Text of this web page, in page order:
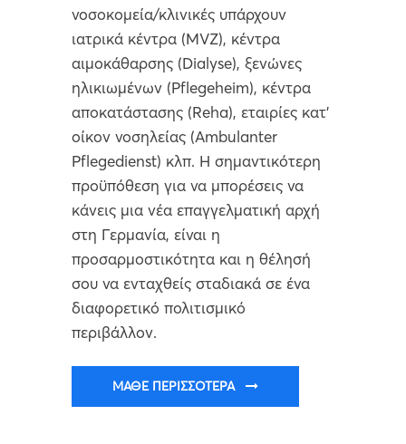
νοσοκομεία/κλινικές υπάρχουν
ιατρικά κέντρα (MVZ), κέντρα
αιμοκάθαρσης (Dialyse), ξενώνες
ηλικιωμένων (Pflegeheim), κέντρα
αποκατάστασης (Reha), εταιρίες κατ’
οίκον νοσηλείας (Ambulanter
Pflegedienst) κλπ. Η σημαντικότερη
προϋπόθεση για να μπορέσεις να
κάνεις μια νέα επαγγελματική αρχή
στη Γερμανία, είναι η
προσαρμοστικότητα και η θέλησή
σου να ενταχθείς σταδιακά σε ένα
διαφορετικό πολιτισμικό
περιβάλλον.
ΜΆΘΕ ΠΕΡΙΣΣΌΤΕΡΑ